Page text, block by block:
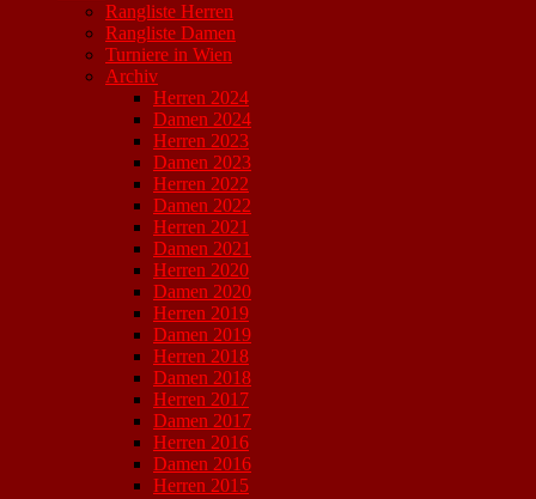
Rangliste Herren
Rangliste Damen
Turniere in Wien
Archiv
Herren 2024
Damen 2024
Herren 2023
Damen 2023
Herren 2022
Damen 2022
Herren 2021
Damen 2021
Herren 2020
Damen 2020
Herren 2019
Damen 2019
Herren 2018
Damen 2018
Herren 2017
Damen 2017
Herren 2016
Damen 2016
Herren 2015